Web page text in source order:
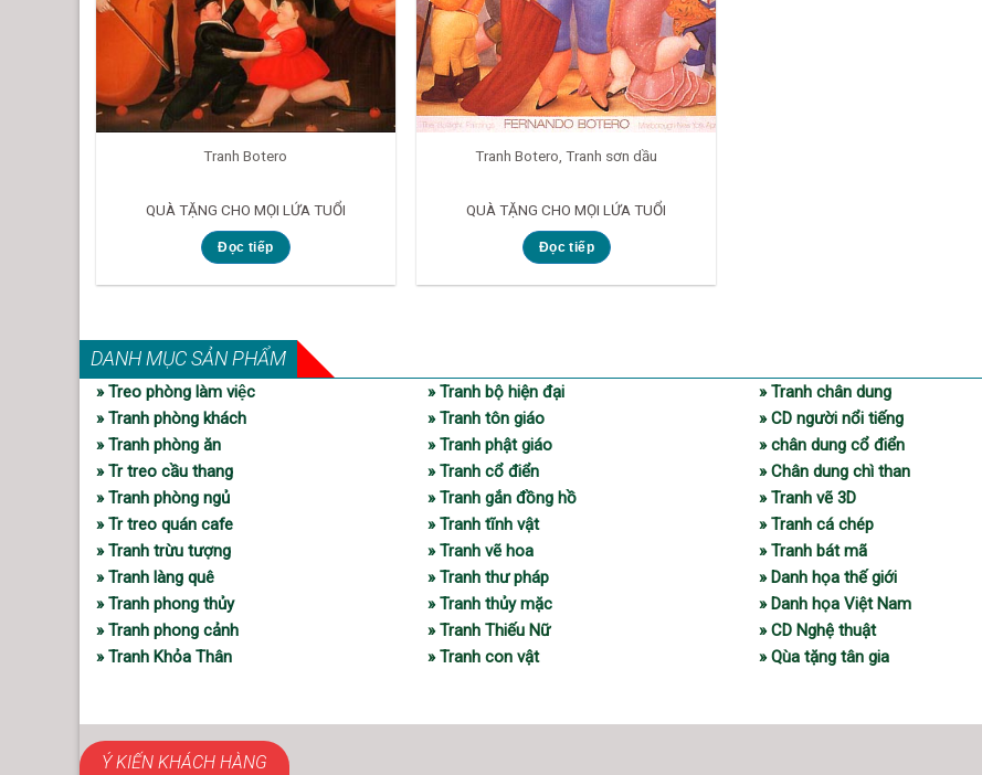
Tranh Botero
QUÀ TẶNG CHO MỌI LỨA TUỔI
Đọc tiếp
Tranh Botero, Tranh sơn dầu
QUÀ TẶNG CHO MỌI LỨA TUỔI
Đọc tiếp
DANH MỤC SẢN PHẨM
» Treo phòng làm việc
» Tranh phòng khách
» Tranh phòng ăn
» Tr treo cầu thang
» Tranh phòng ngủ
» Tr treo quán cafe
» Tranh trừu tượng
» Tranh làng quê
» Tranh phong thủy
» Tranh phong cảnh
» Tranh Khỏa Thân
» Tranh bộ hiện đại
» Tranh tôn giáo
» Tranh phật giáo
» Tranh cổ điển
» Tranh gắn đồng hồ
» Tranh tĩnh vật
» Tranh vẽ hoa
» Tranh thư pháp
» Tranh thủy mặc
» Tranh Thiếu Nữ
» Tranh con vật
» Tranh chân dung
» CD người nổi tiếng
» chân dung cổ điển
» Chân dung chì than
» Tranh vẽ 3D
» Tranh cá chép
» Tranh bát mã
» Danh họa thế giới
» Danh họa Việt Nam
» CD Nghệ thuật
» Qùa tặng tân gia
Ý KIẾN KHÁCH HÀNG